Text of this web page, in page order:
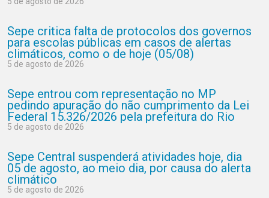
Sepe critica falta de protocolos dos governos
para escolas públicas em casos de alertas
climáticos, como o de hoje (05/08)
5 de agosto de 2026
Sepe entrou com representação no MP
pedindo apuração do não cumprimento da Lei
Federal 15.326/2026 pela prefeitura do Rio
5 de agosto de 2026
Sepe Central suspenderá atividades hoje, dia
05 de agosto, ao meio dia, por causa do alerta
climático
5 de agosto de 2026